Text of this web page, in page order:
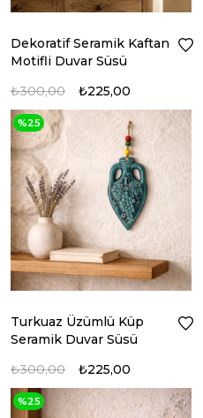
Dekoratif Seramik Kaftan
Motifli Duvar Süsü
₺225,00
₺300,00
Turkuaz Üzümlü Küp
Seramik Duvar Süsü
₺225,00
₺300,00
%25
%25